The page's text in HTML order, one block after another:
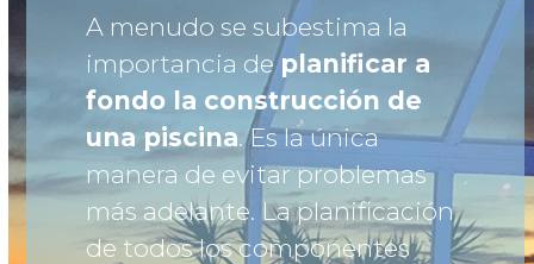
A menudo se subestima la
importancia deplanificar a
fondo la construcción de
una piscina. Es la única
manera de evitar problemas
más adelante. La planificación
de todos los componentes